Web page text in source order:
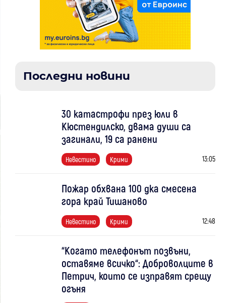
Последни новини
30 катастрофи през юли в
Кюстендилско, двама души са
загинали, 19 са ранени
Невестино Крими 13:05
Пожар обхвана 100 дка смесена
гора край Тишаново
Невестино Крими 12:48
“Когато телефонът позвъни,
оставяме всичко“: Доброволците в
Петрич, които се изправят срещу
огъня